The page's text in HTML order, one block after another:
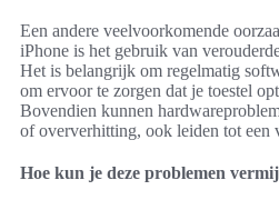
Een andere veelvoorkomende
iPhone is het gebruik van
Het is belangrijk om regelmatig
om ervoor te zorgen dat je toestel
Bovendien kunnen
of oververhitting, ook leiden tot een
Hoe kun je deze problemen